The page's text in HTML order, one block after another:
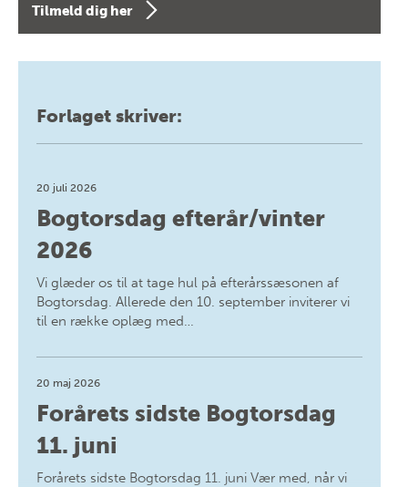
Tilmeld dig her
Forlaget skriver:
20 juli 2026
Bogtorsdag efterår/vinter
2026
Vi glæder os til at tage hul på efterårssæsonen af
Bogtorsdag. Allerede den 10. september inviterer vi
til en række oplæg med…
20 maj 2026
Forårets sidste Bogtorsdag
11. juni
Forårets sidste Bogtorsdag 11. juni Vær med, når vi